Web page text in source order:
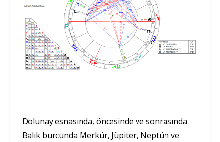
Dolunay esnasında, öncesinde ve sonrasında
Balık burcunda Merkür, Jüpiter, Neptün ve